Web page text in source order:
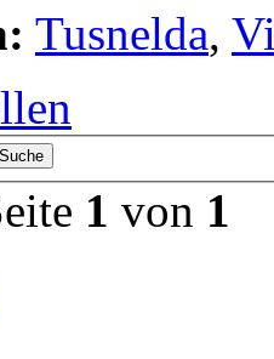
Tusnelda,
1 von 1